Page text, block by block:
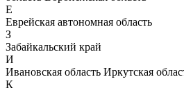
Е
Еврейская автономная область
З
Забайкальский край
И
Ивановская область Иркутская
К